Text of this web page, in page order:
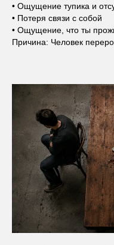
• Ощущение тупика и
• Потеря связи с собой
• Ощущение, что ты
Причина: Человек